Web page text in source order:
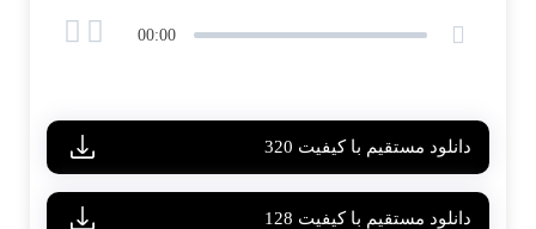
00:00
دانلود مستقیم با کیفیت 320
دانلود مستقیم با کیفیت 128